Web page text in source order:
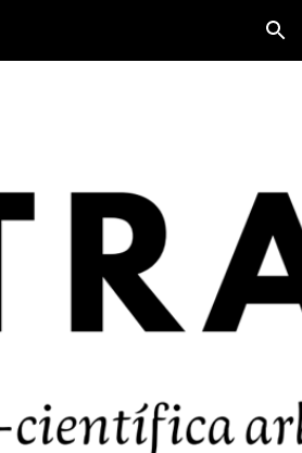
Skip to navigation